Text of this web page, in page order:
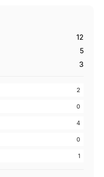
12
5
3
2
0
4
0
1